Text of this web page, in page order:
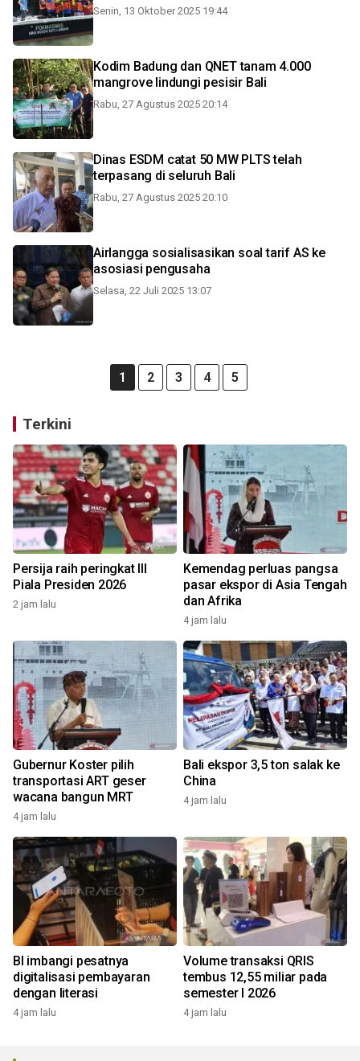
Senin, 13 Oktober 2025 19:44
Kodim Badung dan QNET tanam 4.000
mangrove lindungi pesisir Bali
Rabu, 27 Agustus 2025 20:14
Dinas ESDM catat 50 MW PLTS telah
terpasang di seluruh Bali
Rabu, 27 Agustus 2025 20:10
Airlangga sosialisasikan soal tarif AS ke
asosiasi pengusaha
Selasa, 22 Juli 2025 13:07
1 2 3 4 5
Terkini
Persija raih peringkat III
Piala Presiden 2026
2 jam lalu
Kemendag perluas pangsa
pasar ekspor di Asia Tengah
dan Afrika
4 jam lalu
Gubernur Koster pilih
transportasi ART geser
wacana bangun MRT
4 jam lalu
Bali ekspor 3,5 ton salak ke
China
4 jam lalu
BI imbangi pesatnya
digitalisasi pembayaran
dengan literasi
4 jam lalu
Volume transaksi QRIS
tembus 12,55 miliar pada
semester I 2026
4 jam lalu